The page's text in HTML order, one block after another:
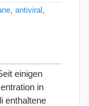
antiviral
einigen
in
enthaltene